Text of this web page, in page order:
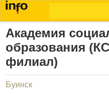
Академия
образования
филиал)
Буинск